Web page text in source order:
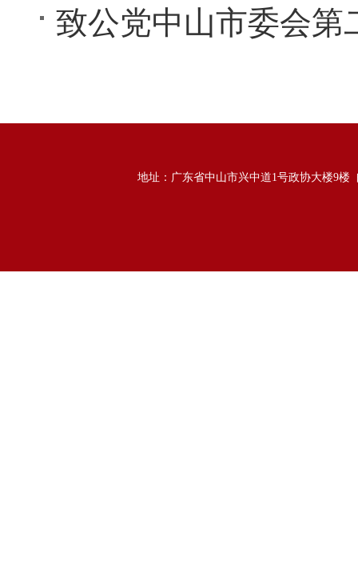
致公党中山市委会第
地址：广东省中山市兴中道1号政协大楼9楼